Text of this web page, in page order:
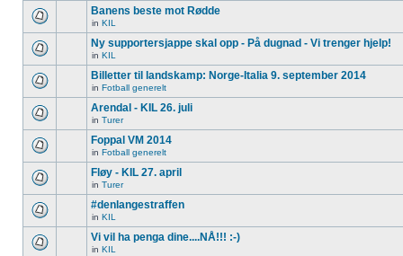
Banens beste mot Rødde
in KIL
Ny supportersjappe skal opp - På dugnad - Vi trenger hjelp!
in KIL
Billetter til landskamp: Norge-Italia 9. september 2014
in Fotball generelt
Arendal - KIL 26. juli
in Turer
Foppal VM 2014
in Fotball generelt
Fløy - KIL 27. april
in Turer
#denlangestraffen
in KIL
Vi vil ha penga dine....NÅ!!! :-)
in KIL